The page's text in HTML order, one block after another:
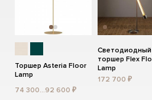
Торшер Asteria Floor
Lamp
74 300...92 600 ₽
Светодиодный
торшер Flex
Lamp
172 700 ₽